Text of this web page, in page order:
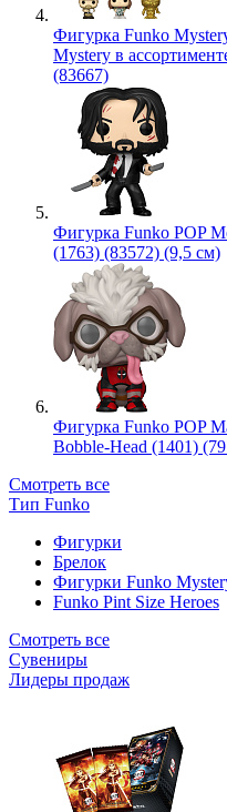
Фигурка Funko
Mystery в
(83667)
Фигурка Funko POP
(1763) (83572) (9,5 см)
Фигурка Funko POP
Bobble-Head (1401)
Смотреть все
Тип Funko
Фигурки
Брелок
Фигурки Funko
Funko Pint Size Heroes
Смотреть все
Сувениры
Лидеры продаж